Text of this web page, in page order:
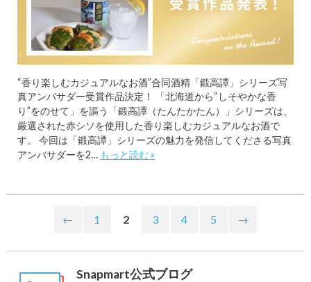
“香り楽しむカジュアルなお酒”合同酒精「鍛高譚」シリーズ写
真アンバサダー受賞作品決定！ 「北海道から“しそやかな香
り”をのせて」を謳う「鍛高譚（たんたかたん）」シリーズは、
厳選された赤シソを使用した香り楽しむカジュアルなお酒で
す。 今回は「鍛高譚」シリーズの魅力を発信してくださる写真
アンバサダーを2… もっと読む »
← 1 2 3 4 5 →
Snapmart公式ブログ